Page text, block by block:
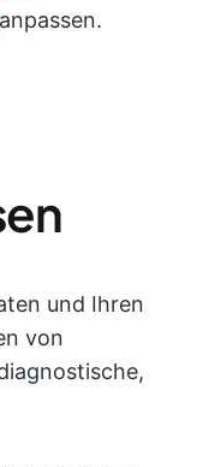
anpassen.
und Ihren
von